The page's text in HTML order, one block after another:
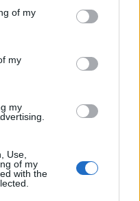
You may click to
its third-party tags to
in below Google
of my
my
my
Use,
of my
with the
Messengeren
Google
a